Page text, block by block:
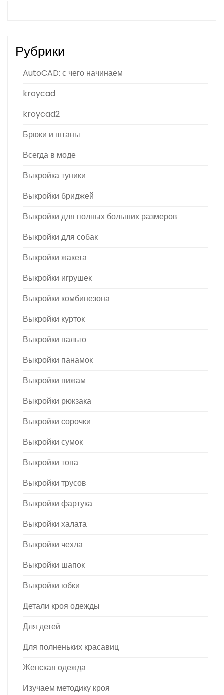
Рубрики
AutoCAD: с чего начинаем
kroycad
kroycad2
Брюки и штаны
Всегда в моде
Выкройка туники
Выкройки бриджей
Выкройки для полных больших размеров
Выкройки для собак
Выкройки жакета
Выкройки игрушек
Выкройки комбинезона
Выкройки курток
Выкройки пальто
Выкройки панамок
Выкройки пижам
Выкройки рюкзака
Выкройки сорочки
Выкройки сумок
Выкройки топа
Выкройки трусов
Выкройки фартука
Выкройки халата
Выкройки чехла
Выкройки шапок
Выкройки юбки
Детали кроя одежды
Для детей
Для полненьких красавиц
Женская одежда
Изучаем методику кроя